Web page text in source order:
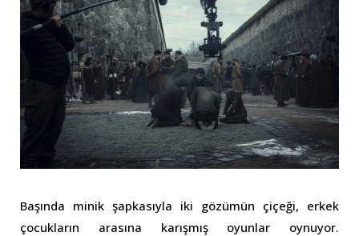
Başında minik şapkasıyla iki gözümün çiçeği, erkek
çocukların arasına karışmış oyunlar oynuyor.